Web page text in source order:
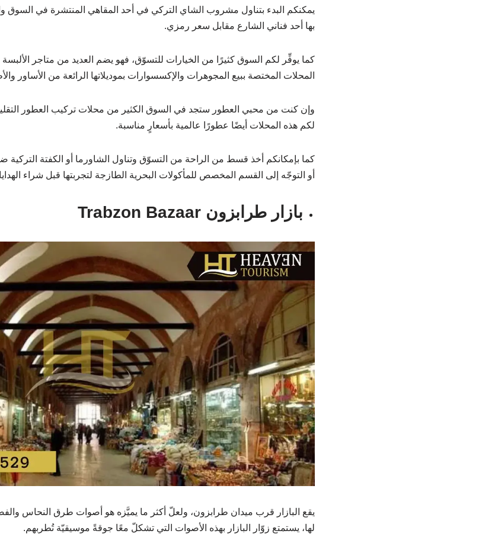
يمكنكم البدء بتناول مشروب الشاي التركي في أحد المقاهي المنتشرة في السوق
بها أحد فناني الشارع مقابل سعر رمزي.
كما يوفِّر لكم السوق كثيرًا من الخيارات للتسوّق، فهو يضم العديد من متاجر الألبسة
المحلات المختصة ببيع المجوهرات والإكسسوارات بموديلاتها الرائعة من الأساور
وإن كنت من محبي العطور ستجد في السوق الكثير من محلات تركيب العطور
لكم هذه المحلات أيضًا عطورًا عالمية بأسعارٍ مناسبة.
كما بإمكانكم أخذ قسط من الراحة من التسوّق وتناول الشاورما أو الكفتة
أو التوجّه إلى القسم المخصص للمأكولات البحرية الطازجة لتجربتها قبل شراء
بازار طرابزون Trabzon Bazaar
يقع البازار قرب ميدان طرابزون، ولعلّ أكثر ما يميَّزه هو أصوات طرق النحاس
لها، يستمتع زوّار البازار بهذه الأصوات التي تشكلّ معًا جوقةً موسيقيّة تُطربهم.